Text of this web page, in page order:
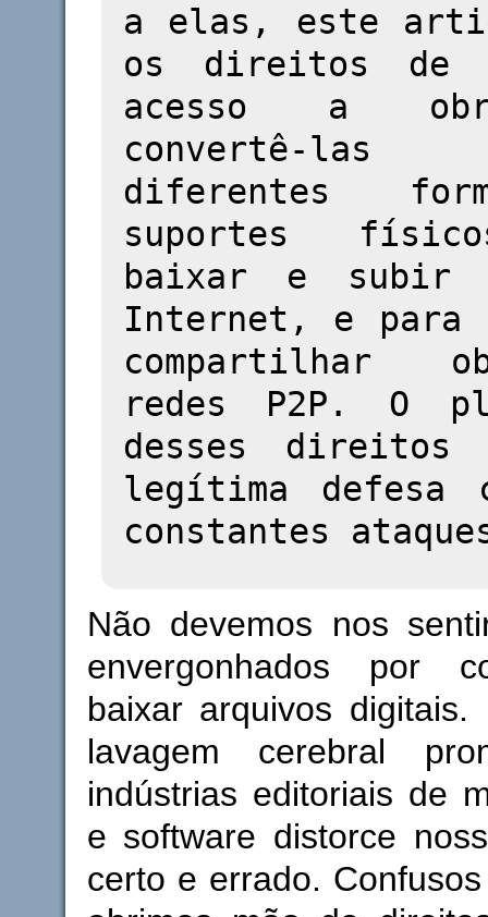
a elas, este
os direitos de
acesso a
convertê-
diferentes
suportes
baixar e subir
Internet, e para
compartilhar
redes P2P. O
desses direitos
legítima defesa
constantes
Não devemos nos
envergonhados por
baixar arquivos
lavagem cerebral
indústrias editoriais de
e software distorce
certo e errado.